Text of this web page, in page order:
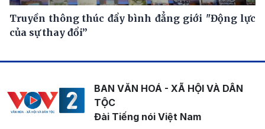
Truyền thông thúc đẩy bình đẳng giới "Động lực
của sự thay đổi”
BAN VĂN HOÁ - XÃ HỘI VÀ DÂN
TỘC
Đài Tiếng nói Việt Nam